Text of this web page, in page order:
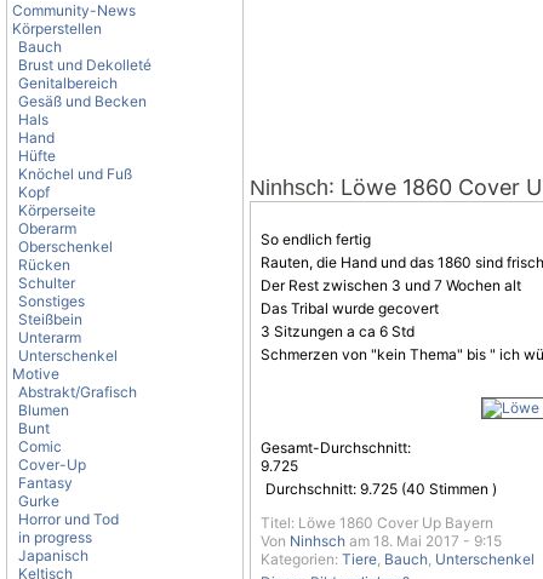
Community-News
Körperstellen
Bauch
Brust und Dekolleté
Genitalbereich
Gesäß und Becken
Hals
Hand
Hüfte
Knöchel und Fuß
Kopf
Körperseite
Oberarm
Oberschenkel
Rücken
Schulter
Sonstiges
Steißbein
Unterarm
Unterschenkel
Motive
Abstrakt/Grafisch
Blumen
Bunt
Comic
Cover-Up
Fantasy
Gurke
Horror und Tod
in progress
Japanisch
Keltisch
Ninhsch: Löwe 1860 Cover
So endlich fertig
Rauten, die Hand und das 1860 sind
Der Rest zwischen 3 und 7 Wochen alt
Das Tribal wurde gecovert
3 Sitzungen a ca 6 Std
Schmerzen von "kein Thema" bis " ich
Gesamt-Durchschnitt:
9.725
Durchschnitt: 9.725 (40 Stimmen )
Titel: Löwe 1860 Cover Up Bayern
Von Ninhsch am 18. Mai 2017 - 9:15
Kategorien: Tiere, Bauch, Unterschenkel